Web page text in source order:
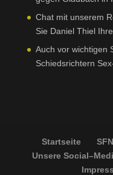
Chat mit unserem
Sie Daniel Thiel
Auch vor wichtigen
Schiedsrichtern
Startseite
Unsere